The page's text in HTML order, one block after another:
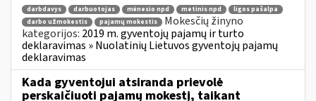
darbdavys darbuotojas mėnesio npd metinis npd
ligos pašalpa
darbo užmokestis
pajamų mokestis
Mokesčių žinyno
kategorijos: 2019 m. gyventojų pajamų ir turto
deklaravimas » Nuolatinių Lietuvos gyventojų pajamų
deklaravimas
Kada gyventojui atsiranda prievolė
perskaičiuoti pajamų mokestį, taikant